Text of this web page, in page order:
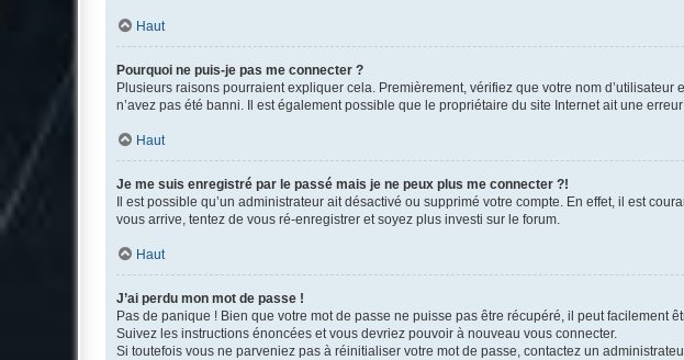
Haut
Pourquoi ne puis-je pas me connecter ?
Plusieurs raisons pourraient expliquer cela. Premièrement, vérifiez que votre nom
n’avez pas été banni. Il est également possible que le propriétaire du site Internet ait une
Haut
Je me suis enregistré par le passé mais je ne peux plus me connecter ?!
Il est possible qu’un administrateur ait désactivé ou supprimé votre compte. En effet, il est
vous arrive, tentez de vous ré-enregistrer et soyez plus investi sur le forum.
Haut
J’ai perdu mon mot de passe !
Pas de panique ! Bien que votre mot de passe ne puisse pas être récupéré, il peut
Suivez les instructions énoncées et vous devriez pouvoir à nouveau vous connecter.
Si toutefois vous ne parveniez pas à réinitialiser votre mot de passe, contactez un